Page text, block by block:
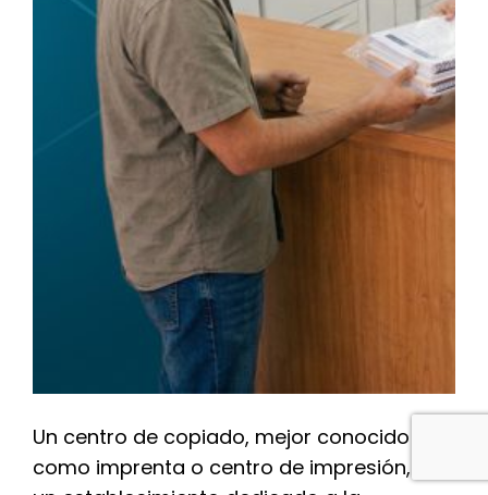
Un centro de copiado, mejor conocido
como imprenta o centro de impresión, es